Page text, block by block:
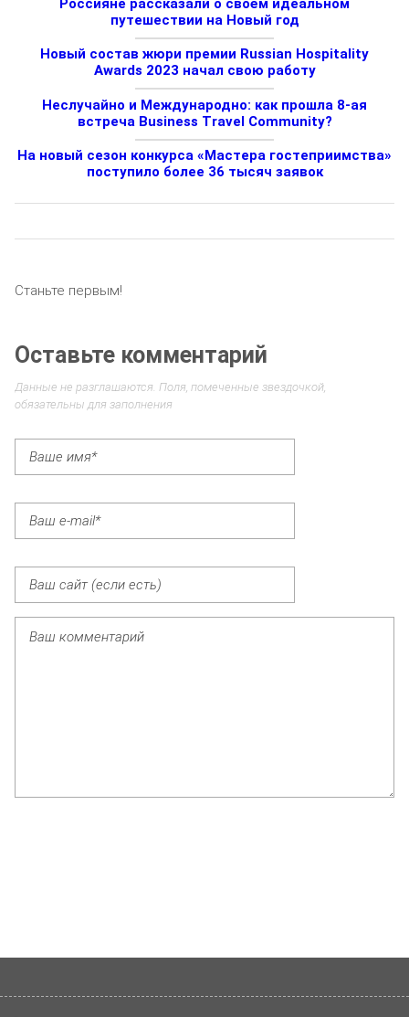
путешествии на Новый год
Новый состав жюри премии Russian Hospitality
Awards 2023 начал свою работу
Неслучайно и Международно: как прошла 8-ая
встреча Business Travel Community?
На новый сезон конкурса «Мастера гостеприимства»
поступило более 36 тысяч заявок
Станьте первым!
Оставьте комментарий
Данные не разглашаются. Поля, помеченные звездочкой,
обязательны для заполнения